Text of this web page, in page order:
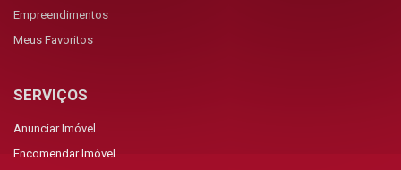
Empreendimentos
Meus Favoritos
SERVIÇOS
Anunciar Imóvel
Encomendar Imóvel